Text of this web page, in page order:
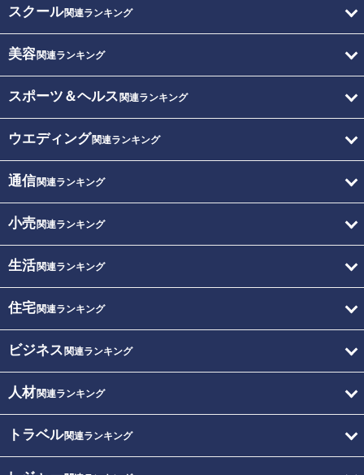
スクール関連ランキング
美容関連ランキング
スポーツ＆ヘルス 関連ランキング
ウエディング関連ランキング
通信関連ランキング
小売関連ランキング
生活関連ランキング
住宅関連ランキング
ビジネス 関連ランキング
人材関連ランキング
トラベル関連ランキング